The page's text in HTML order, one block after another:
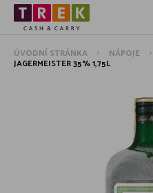
ÚVODNÍ STRÁNKA NÁPOJE
JAGERMEISTER 35% 1,75L